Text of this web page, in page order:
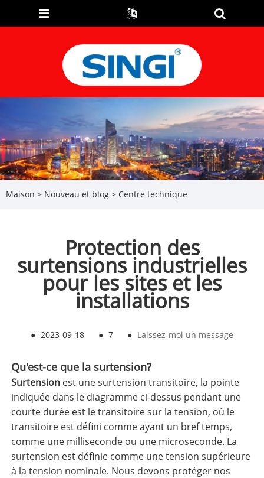
Maison > Nouveau et blog > Centre technique
Protection des
surtensions industrielles
pour les sites et les
installations
● 2023-09-18 ● 7 ● Laissez-moi un message
Qu'est-ce que la surtension?
Surtension est une surtension transitoire, la pointe
indiquée dans le diagramme ci-dessus pendant une
courte durée est le transitoire sur la tension, où le
transitoire est défini comme ayant un bref temps,
comme une milliseconde ou une microseconde. La
surtension est définie comme une tension supérieure
à la tension nominale. Nous devons protéger nos